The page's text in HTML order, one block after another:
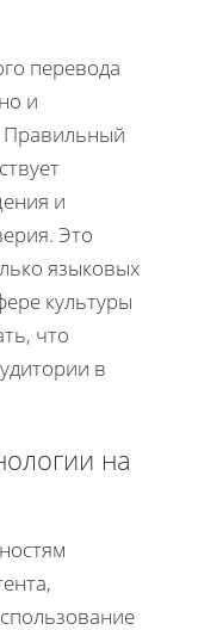
перевода
и
и
Это
языковых
культуры
что
в
на